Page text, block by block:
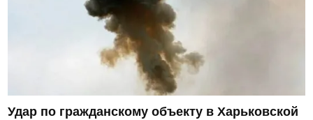
Удар по гражданскому объекту в Харьковской